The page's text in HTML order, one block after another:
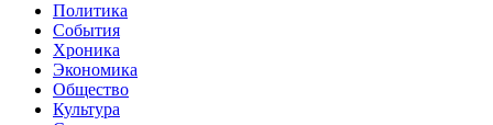
Политика
События
Хроника
Экономика
Общество
Культура